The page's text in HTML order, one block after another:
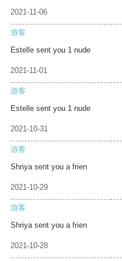
2021-11-06
游客
Estelle sent you 1 nude
2021-11-01
游客
Estelle sent you 1 nude
2021-10-31
游客
Shriya sent you a frien
2021-10-29
游客
Shriya sent you a frien
2021-10-28